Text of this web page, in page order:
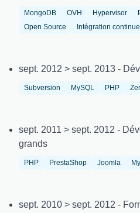
MongoDB OVH Hypervisor
Open Source
Intégration continue
sept. 2012 > sept. 2013 -
Subversion MySQL PHP
sept. 2011 > sept. 2012 -
grands
PHP PrestaShop Joomla
sept. 2010 > sept. 2012 -